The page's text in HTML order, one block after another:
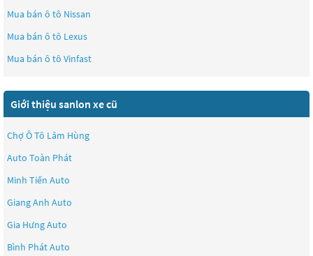
Mua bán ô tô Nissan
Mua bán ô tô Lexus
Mua bán ô tô Vinfast
Giới thiệu sanlon xe cũ
Chợ Ô Tô Lâm Hùng
Auto Toàn Phát
Minh Tiến Auto
Giang Anh Auto
Gia Hưng Auto
Bình Phát Auto